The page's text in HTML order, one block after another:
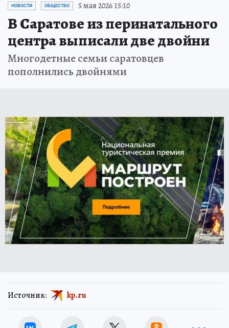
НОВОСТИ ОБЩЕСТВО 5 мая 2026 15:10
В Саратове из перинатального
центра выписали две двойни
Многодетные семьи саратовцев
пополнились двойнями
Источник: kp.ru